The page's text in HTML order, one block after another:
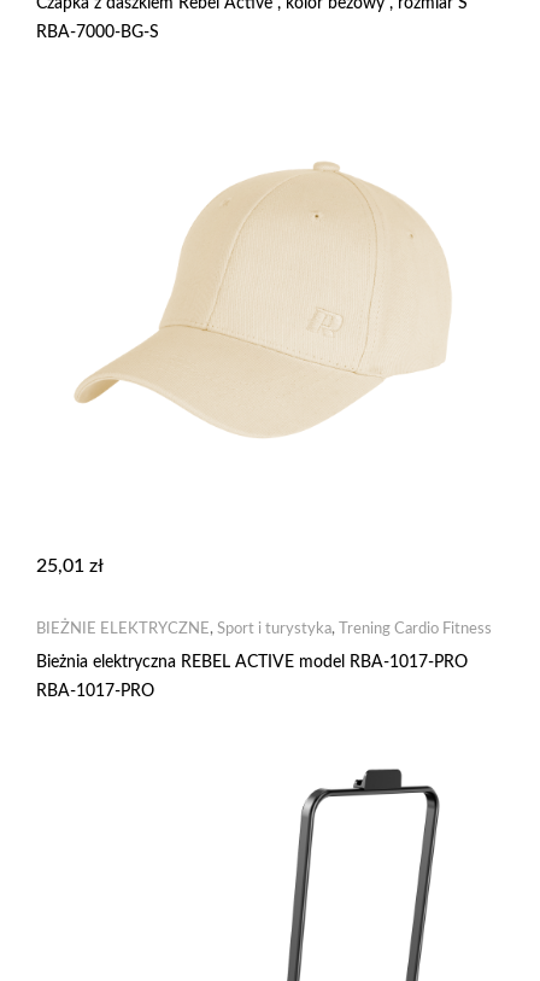
Czapka z daszkiem Rebel Active , kolor beżowy , rozmiar S
RBA-7000-BG-S
25,01 zł
BIEŻNIE ELEKTRYCZNE, Sport i turystyka, Trening Cardio Fitness
Bieżnia elektryczna REBEL ACTIVE model RBA-1017-PRO
RBA-1017-PRO